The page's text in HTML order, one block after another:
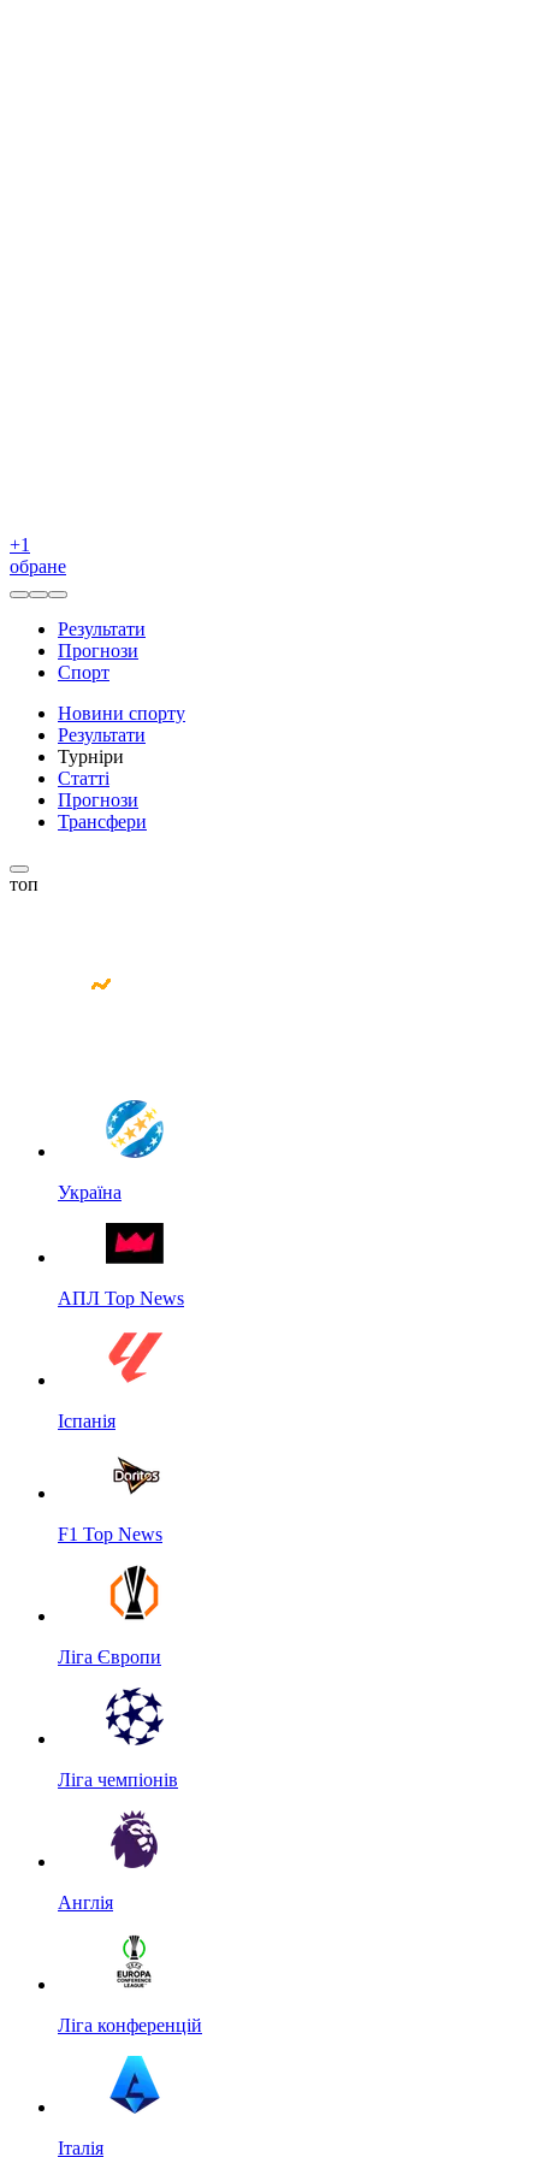
+1
обране
Результати
Прогнози
Спорт
Новини спорту
Результати
Турніри
Статті
Прогнози
Трансфери
топ
Україна
АПЛ Top News
Іспанія
F1 Top News
Ліга Європи
Ліга чемпіонів
Англія
Ліга конференцій
Італія